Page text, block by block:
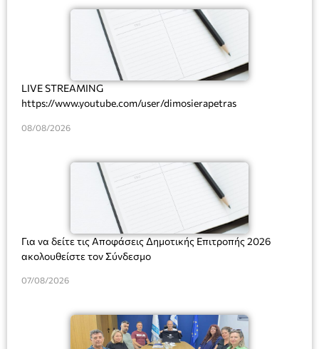
LIVE STREAMING
https://www.youtube.com/user/dimosierapetras
08/08/2026
Για να δείτε τις Αποφάσεις Δημοτικής Επιτροπής 2026
ακολουθείστε τον Σύνδεσμο
07/08/2026